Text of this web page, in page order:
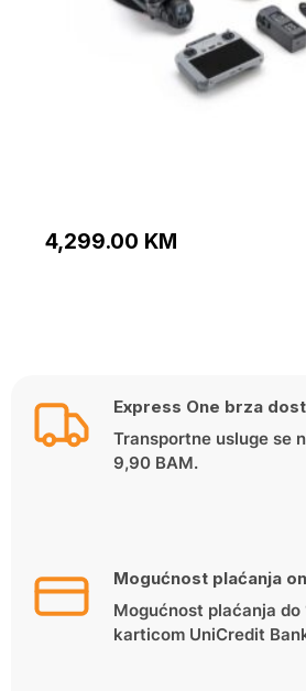
4,299.00 KM
Express One brza
Transportne usluge se
9,90 BAM.
Mogućnost plaćanja
Mogućnost plaćanja do
karticom UniCredit